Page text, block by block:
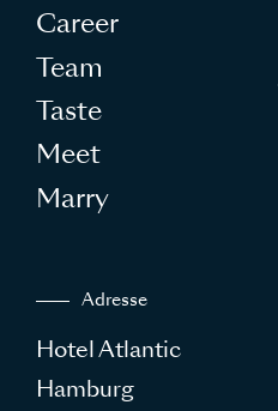
Career
Team
Taste
Meet
Marry
Adresse
Hotel Atlantic
Hamburg